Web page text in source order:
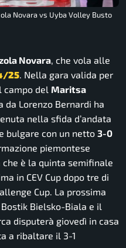
Novara vs Uyba Volley Busto
Novara, che vola alle
25. Nella gara valida per
campo del Maritsa
da Lorenzo Bernardi ha
nella sfida d’andata
bulgare con un netto 3-0
piemontese
è la quinta semifinale
in CEV Cup dopo tre di
Cup. La prossima
Bielsko-Biala e il
disputerà giovedì in casa
a ribaltare il 3-1